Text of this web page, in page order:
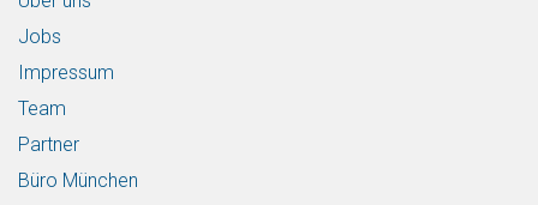
Jobs
Impressum
Team
Partner
Büro München